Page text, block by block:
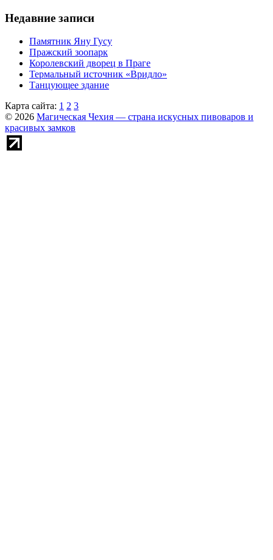
Недавние записи
Памятник Яну Гусу
Пражский зоопарк
Королевский дворец в Праге
Термальный источник «Вридло»
Танцующее здание
Карта сайта: 1 2 3
© 2026 Магическая Чехия — страна искусных пивоваров и
красивых замков